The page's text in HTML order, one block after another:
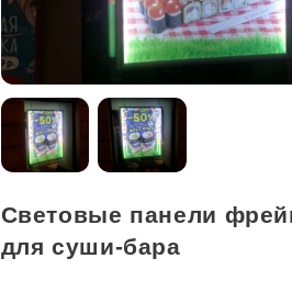
Световые панели
для суши-бара